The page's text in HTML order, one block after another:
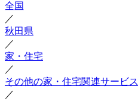
全国
／
秋田県
／
家・住宅
／
その他の家・住宅関連サービス
／